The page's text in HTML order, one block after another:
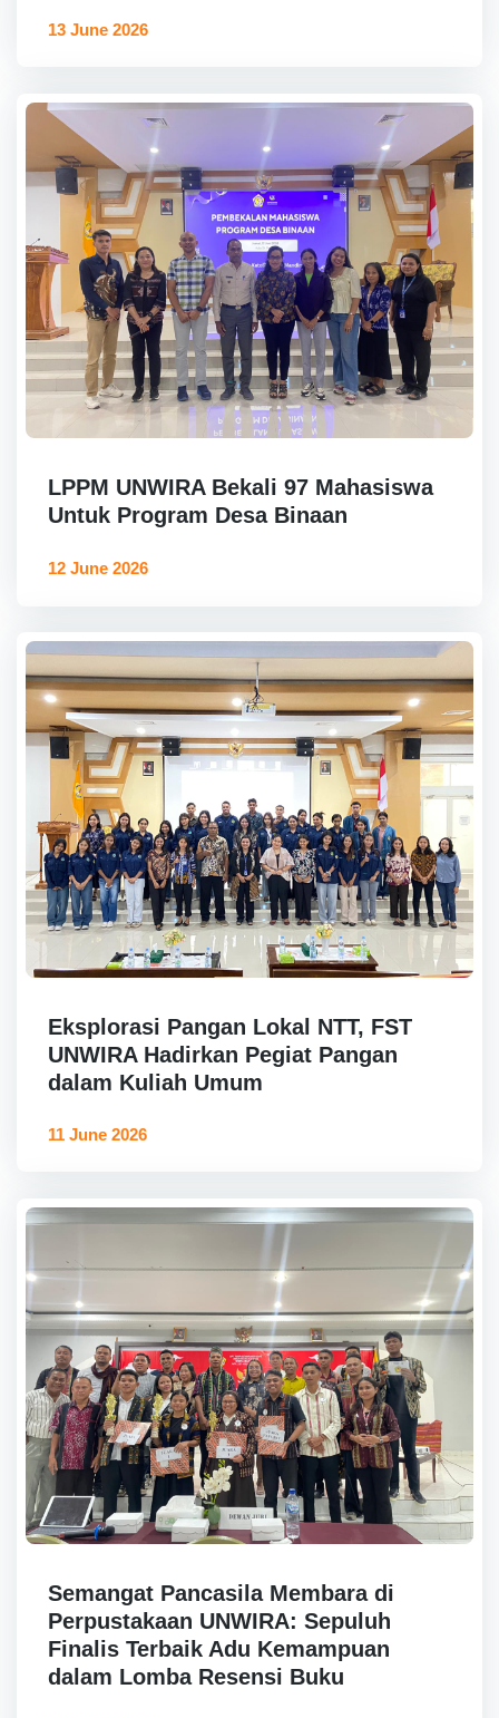
13 June 2026
LPPM UNWIRA Bekali 97 Mahasiswa
Untuk Program Desa Binaan
12 June 2026
Eksplorasi Pangan Lokal NTT, FST
UNWIRA Hadirkan Pegiat Pangan
dalam Kuliah Umum
11 June 2026
Semangat Pancasila Membara di
Perpustakaan UNWIRA: Sepuluh
Finalis Terbaik Adu Kemampuan
dalam Lomba Resensi Buku